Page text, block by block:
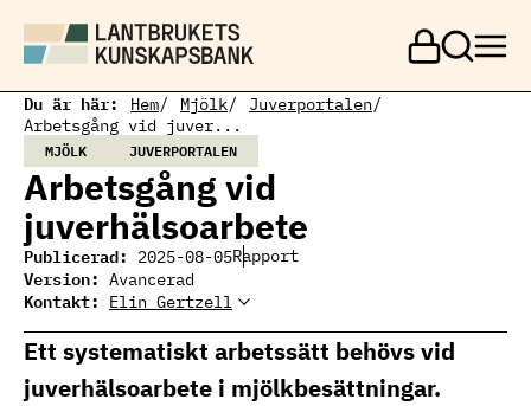
a
Du är här: Hem Mjölk
Juverportalen
Arbetsgång vid juver...
MJÖLK JUVERPORTALEN
Arbetsgång vid
juverhälsoarbete
Publicerad: 2025-08-05Rapport
Version: Avancerad
Kontakt: Elin Gertzell
Elin Gertzell
mjölkproduktion
elin.gertzell@ri.se
010 516 57 74
Ett systematiskt arbetssätt behövs vid
juverhälsoarbete i mjölkbesättningar.